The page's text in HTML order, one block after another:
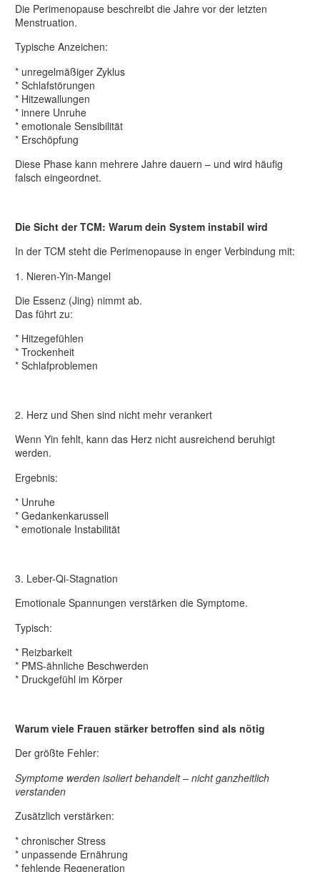
Die Perimenopause beschreibt die Jahre vor der letzten
Menstruation.
Typische Anzeichen:
* unregelmäßiger Zyklus
* Schlafstörungen
* Hitzewallungen
* innere Unruhe
* emotionale Sensibilität
* Erschöpfung
Diese Phase kann mehrere Jahre dauern – und wird häufig
falsch eingeordnet.
Die Sicht der TCM: Warum dein System instabil wird
In der TCM steht die Perimenopause in enger Verbindung mit:
1. Nieren-Yin-Mangel
Die Essenz (Jing) nimmt ab.
Das führt zu:
* Hitzegefühlen
* Trockenheit
* Schlafproblemen
2. Herz und Shen sind nicht mehr verankert
Wenn Yin fehlt, kann das Herz nicht ausreichend beruhigt
werden.
Ergebnis:
* Unruhe
* Gedankenkarussell
* emotionale Instabilität
3. Leber-Qi-Stagnation
Emotionale Spannungen verstärken die Symptome.
Typisch:
* Reizbarkeit
* PMS-ähnliche Beschwerden
* Druckgefühl im Körper
Warum viele Frauen stärker betroffen sind als nötig
Der größte Fehler:
Symptome werden isoliert behandelt – nicht ganzheitlich
verstanden
Zusätzlich verstärken:
* chronischer Stress
* unpassende Ernährung
* fehlende Regeneration